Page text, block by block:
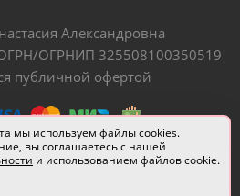
Александровна
ОГРНИП 325508100350519
публичной офертой
—
мы используем файлы cookies.
вы соглашаетесь с нашей
и использованием файлов cookie.